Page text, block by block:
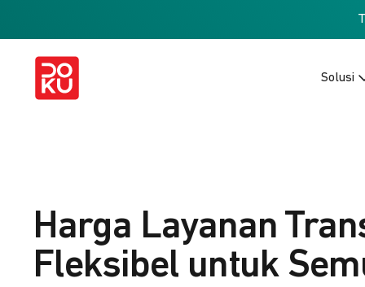
Solusi
Harga Layanan
Fleksibel untuk